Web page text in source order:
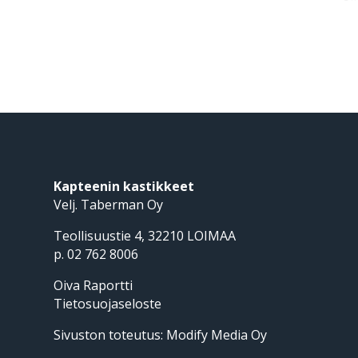
Kapteenin kastikkeet
Velj. Taberman Oy
Teollisuustie 4, 32210 LOIMAA
p. 02 762 8006
Oiva Raportti
Tietosuojaseloste
Sivuston toteutus: Modify Media Oy